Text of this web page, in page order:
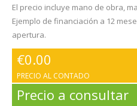
El precio incluye mano de obra,
Ejemplo de financiación a 12
apertura.
€0.00
PRECIO AL CONTADO
Precio a consultar